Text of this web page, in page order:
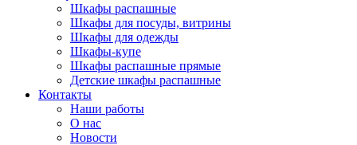
Шкафы распашные
Шкафы для посуды, витрины
Шкафы для одежды
Шкафы-купе
Шкафы распашные прямые
Детские шкафы распашные
Контакты
Наши работы
О нас
Новости